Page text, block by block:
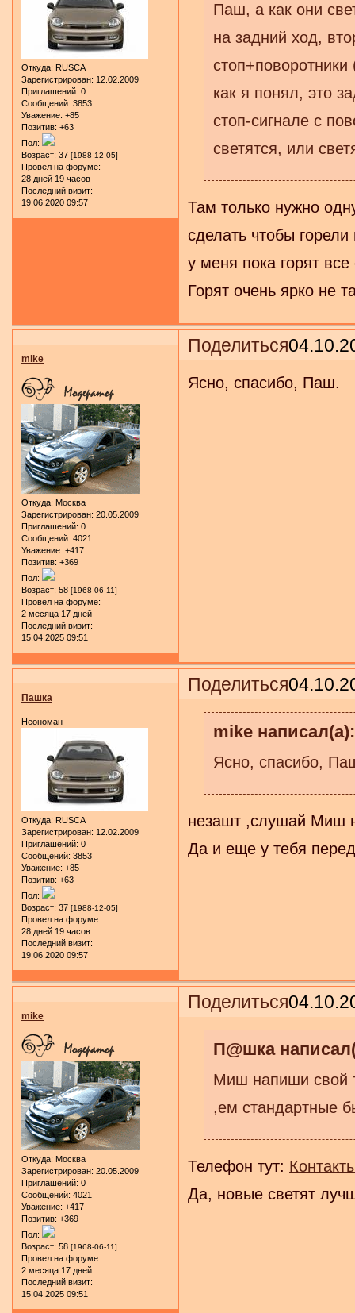
Откуда: RUSCA
Зарегистрирован: 12.02.2009
Приглашений: 0
Сообщений: 3853
Уважение: +85
Позитив: +63
Пол:
Возраст: 37 [1988-12-05]
Провел на форуме:
28 дней 19 часов
Последний визит:
19.06.2020 09:57
Паш, а как они
на задний ход,
как я понял, это
стоп-сигнале с
светятся, или
Там только нужно
сделать чтобы
у меня пока горят
Горят очень ярко не
Поделиться
mike
Откуда: Москва
Зарегистрирован: 20.05.2009
Приглашений: 0
Сообщений: 4021
Уважение: +417
Позитив: +369
Пол:
Возраст: 58 [1968-06-11]
Провел на форуме:
2 месяца 17 дней
Последний визит:
15.04.2025 09:51
Ясно, спасибо, Паш.
Поделиться
Пашка
Неономан
Откуда: RUSCA
Зарегистрирован: 12.02.2009
Приглашений: 0
Сообщений: 3853
Уважение: +85
Позитив: +63
Пол:
Возраст: 37 [1988-12-05]
Провел на форуме:
28 дней 19 часов
Последний визит:
19.06.2020 09:57
mike написал(а):
Ясно, спасибо,
незашт ,слушай Миш
Да и еще у тебя
Поделиться
mike
Откуда: Москва
Зарегистрирован: 20.05.2009
Приглашений: 0
Сообщений: 4021
Уважение: +417
Позитив: +369
Пол:
Возраст: 58 [1968-06-11]
Провел на форуме:
2 месяца 17 дней
Последний визит:
15.04.2025 09:51
П@шка
Миш напиши свой
,ем стандартные
Телефон тут:
Да, новые светят